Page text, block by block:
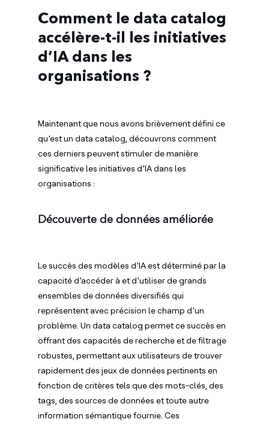
Comment le data catalog
accélère-t-il les initiatives
d’IA dans les
organisations ?
Maintenant que nous avons brièvement défini ce
qu’est un data catalog, découvrons comment
ces derniers peuvent stimuler de manière
significative les initiatives d’IA dans les
organisations :
Découverte de données améliorée
Le succès des modèles d’IA est déterminé par la
capacité d’accéder à et d’utiliser de grands
ensembles de données diversifiés qui
représentent avec précision le champ d’un
problème. Un data catalog permet ce succès en
offrant des capacités de recherche et de filtrage
robustes, permettant aux utilisateurs de trouver
rapidement des jeux de données pertinents en
fonction de critères tels que des mots-clés, des
tags, des sources de données et toute autre
information sémantique fournie. Ces